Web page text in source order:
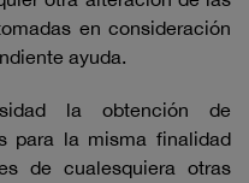
en consideración
ayuda.
la obtención de
para la misma finalidad
de cualesquiera otras